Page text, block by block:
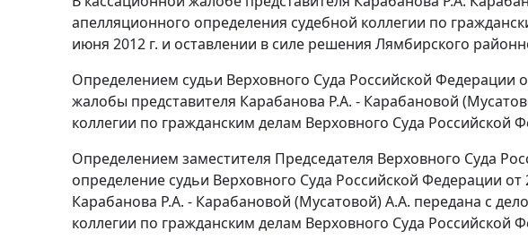
апелляционного определения судебной коллегии по
июня 2012 г. и оставлении в силе решения Лямбирского
Определением судьи Верховного Суда Российской Федерации
жалобы представителя Карабанова Р.А. - Карабановой
коллегии по гражданским делам Верховного Суда Российской
Определением заместителя Председателя Верховного Суда
определение судьи Верховного Суда Российской Федерации
Карабанова Р.А. - Карабановой (Мусатовой) А.А. передана с
коллегии по гражданским делам Верховного Суда Российской